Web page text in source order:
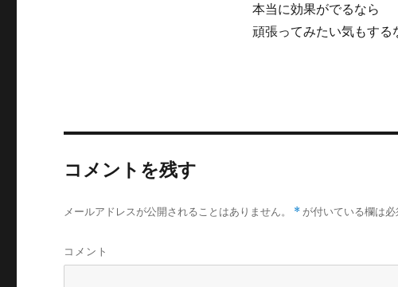
本当に効果がでるなら
頑張ってみたい気もする
コメントを残す
メールアドレスが公開されることはありません。 * が付いている欄は
コメント